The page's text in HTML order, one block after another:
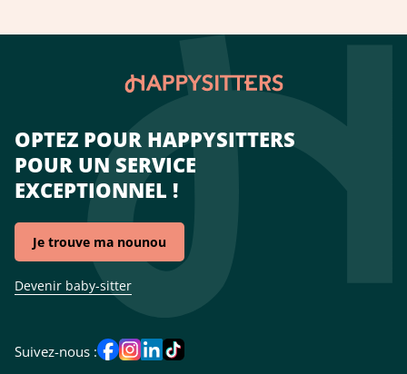
OPTEZ POUR HAPPYSITTERS
POUR UN SERVICE
EXCEPTIONNEL !
Je trouve ma nounou
Devenir baby-sitter
Suivez-nous :